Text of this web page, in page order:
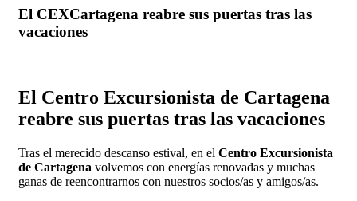
El CEXCartagena reabre sus puertas tras las
vacaciones
El Centro Excursionista de Cartagena
reabre sus puertas tras las vacaciones
Tras el merecido descanso estival, en el Centro Excursionista
de Cartagena volvemos con energías renovadas y muchas
ganas de reencontrarnos con nuestros socios/as y amigos/as.